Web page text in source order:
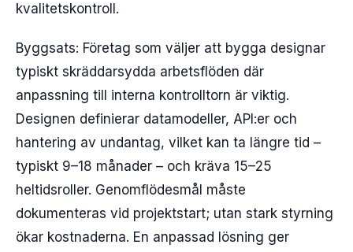
kvalitetskontroll.
Byggsats: Företag som väljer att bygga designar
typiskt skräddarsydda arbetsflöden där
anpassning till interna kontrolltorn är viktig.
Designen definierar datamodeller, API:er och
hantering av undantag, vilket kan ta längre tid –
typiskt 9–18 månader – och kräva 15–25
heltidsroller. Genomflödesmål måste
dokumenteras vid projektstart; utan stark styrning
ökar kostnaderna. En anpassad lösning ger